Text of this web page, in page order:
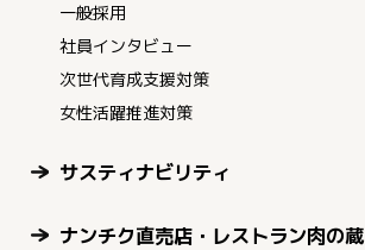
一般採用
社員インタビュー
次世代育成支援対策
女性活躍推進対策
サスティナビリティ
ナンチク直売店・レストラン肉の蔵